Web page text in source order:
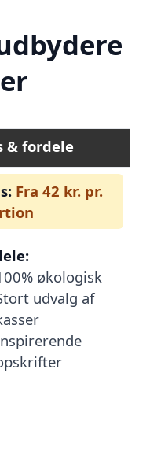
& fordele
Fra 42 kr. pr.
økologisk
udvalg af